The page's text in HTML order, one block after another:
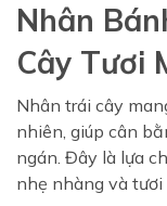
Nhân
Cây Tươi
Nhân trái cây
nhiên, giúp cân
ngán. Đây là lựa
nhẹ nhàng và tươi